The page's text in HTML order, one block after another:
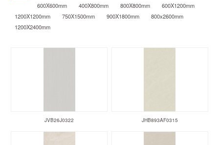
600X600mm
400X800mm 800X800mm
600X1200mm
1200X1200mm
750X1500mm 900X1800mm
800x2600mm
1200X2400mm
JVB26J0322 JHB893AF0315